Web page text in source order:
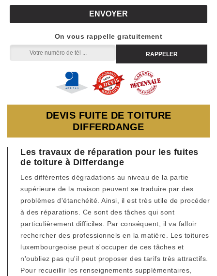
On vous rappelle gratuitement
DEVIS FUITE DE TOITURE
DIFFERDANGE
Les travaux de réparation pour les fuites
de toiture à Differdange
Les différentes dégradations au niveau de la partie
supérieure de la maison peuvent se traduire par des
problèmes d'étanchéité. Ainsi, il est très utile de procéder
à des réparations. Ce sont des tâches qui sont
particulièrement difficiles. Par conséquent, il va falloir
rechercher des professionnels en la matière. Les toitures
luxembourgeoise peut s'occuper de ces tâches et
n'oubliez pas qu'il peut proposer des tarifs très attractifs.
Pour recueillir les renseignements supplémentaires,